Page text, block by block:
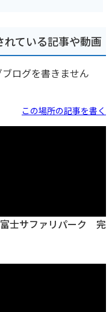
ている記事や動画
ログを書きません
この場所の記事を書く
富士サファリパーク 完